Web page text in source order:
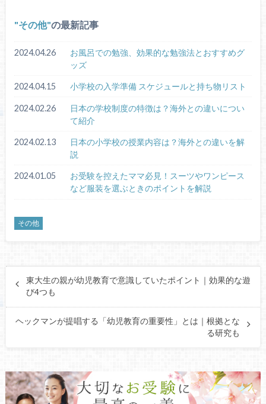
その他 の最新記事
2024.04.26
お風呂での勉強、効果的な勉強法とおすすめグ
ッズ
2024.04.15 小学校の入学準備 スケジュールと持ち物リスト
2024.02.26
日本の学校制度の特徴は？海外との違いについ
て紹介
2024.02.13
日本の小学校の授業内容は？海外との違いを解
説
2024.01.05
お受験を控えたママ必見！スーツやワンピース
など服装を選ぶときのポイントを解説
その他
東大生の親が幼児教育で意識していたポイント｜効果的な遊
び4つも
ヘックマンが提唱する「幼児教育の重要性」とは｜根拠とな
る研究も